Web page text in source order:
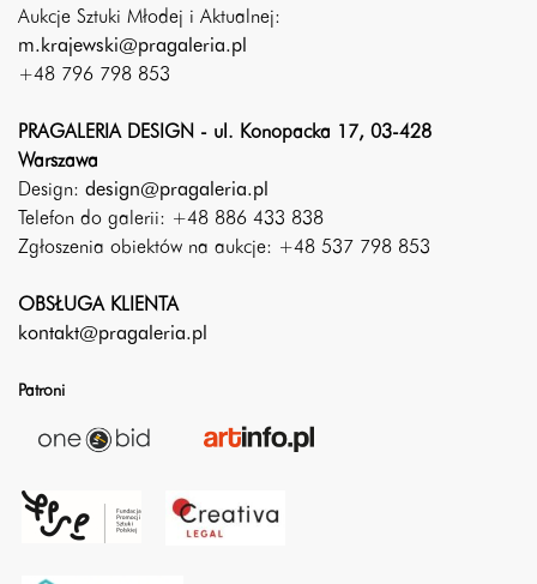
Aukcje Sztuki Młodej i Aktualnej:
m.krajewski@pragaleria.pl
+48 796 798 853
PRAGALERIA DESIGN - ul. Konopacka 17, 03-428
Warszawa
Design: design@pragaleria.pl
Telefon do galerii: +48 886 433 838
Zgłoszenia obiektów na aukcje: +48 537 798 853
OBSŁUGA KLIENTA
kontakt@pragaleria.pl
Patroni